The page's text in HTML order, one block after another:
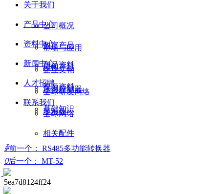
关于我们
公司概况
市场与应用
企业文化
全球研发网络
全球网络
产品中心
数字产品
模拟产品
压力控制器
显示仪
相关配件
资料中心
产品资料
视频资料
基础知识
新闻中心
人才招聘
联系我们
ꄴ前一个：
RS485多功能转换器
ꄲ后一个： MT-52
5ea7d8124ff24